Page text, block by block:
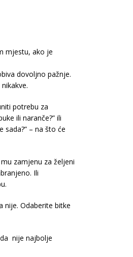
mjestu, ako je
dovoljno pažnje.
potrebu za
ili naranče?” ili
sada?” – na što će
zamjenu za željeni
Ili
nije. Odaberite bitke
nije najbolje